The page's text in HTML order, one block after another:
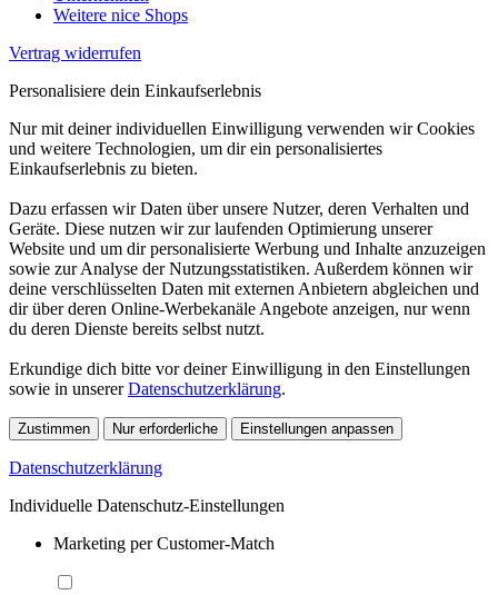
Weitere nice Shops
Vertrag widerrufen
Personalisiere dein Einkaufserlebnis
Nur mit deiner individuellen Einwilligung verwenden wir Cookies
und weitere Technologien, um dir ein personalisiertes
Einkaufserlebnis zu bieten.
Dazu erfassen wir Daten über unsere Nutzer, deren Verhalten und
Geräte. Diese nutzen wir zur laufenden Optimierung unserer
Website und um dir personalisierte Werbung und Inhalte anzuzeigen
sowie zur Analyse der Nutzungsstatistiken. Außerdem können wir
deine verschlüsselten Daten mit externen Anbietern abgleichen und
dir über deren Online-Werbekanäle Angebote anzeigen, nur wenn
du deren Dienste bereits selbst nutzt.
Erkundige dich bitte vor deiner Einwilligung in den Einstellungen
sowie in unsererDatenschutzerklärung.
Zustimmen Nur erforderliche Einstellungen anpassen
Datenschutzerklärung
Individuelle Datenschutz-Einstellungen
Marketing per Customer-Match